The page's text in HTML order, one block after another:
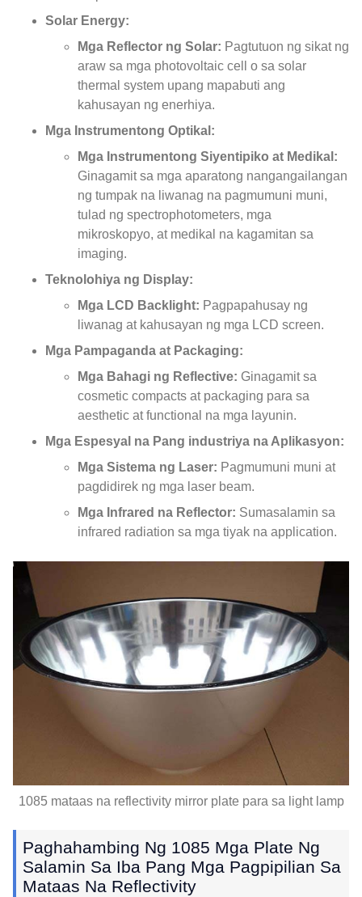
Solar Energy:
Mga Reflector ng Solar: Pagtutuon ng sikat ng
araw sa mga photovoltaic cell o sa solar
thermal system upang mapabuti ang
kahusayan ng enerhiya.
Mga Instrumentong Optikal:
Mga Instrumentong Siyentipiko at Medikal:
Ginagamit sa mga aparatong nangangailangan
ng tumpak na liwanag na pagmumuni muni,
tulad ng spectrophotometers, mga
mikroskopyo, at medikal na kagamitan sa
imaging.
Teknolohiya ng Display:
Mga LCD Backlight: Pagpapahusay ng
liwanag at kahusayan ng mga LCD screen.
Mga Pampaganda at Packaging:
Mga Bahagi ng Reflective: Ginagamit sa
cosmetic compacts at packaging para sa
aesthetic at functional na mga layunin.
Mga Espesyal na Pang industriya na Aplikasyon:
Mga Sistema ng Laser: Pagmumuni muni at
pagdidirek ng mga laser beam.
Mga Infrared na Reflector: Sumasalamin sa
infrared radiation sa mga tiyak na application.
1085 mataas na reflectivity mirror plate para sa light lamp
Paghahambing Ng 1085 Mga Plate Ng
Salamin Sa Iba Pang Mga Pagpipilian Sa
Mataas Na Reflectivity